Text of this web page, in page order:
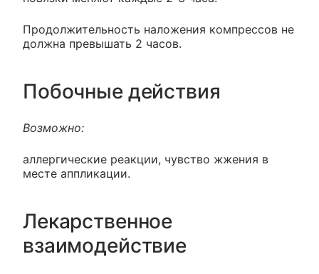
Продолжительность наложения компрессов не
должна превышать 2 часов.
Побочные действия
Возможно:
аллергические реакции, чувство жжения в
месте аппликации.
Лекарственное
взаимодействие